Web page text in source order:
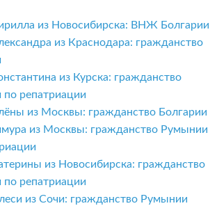
из Новосибирска: ВНЖ Болгарии
из Краснодара: гражданство
из Курска: гражданство
репатриации
из Москвы: гражданство Болгарии
из Москвы: гражданство Румынии
из Новосибирска: гражданство
репатриации
из Сочи: гражданство Румынии